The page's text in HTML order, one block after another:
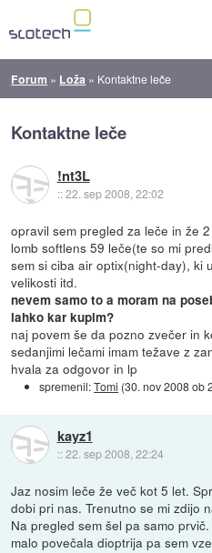
Forum » Loža » Kontaktne leče
Kontaktne leče
!nt3L
::22. sep 2008, 22:02
opravil sem pregled za leče in že
lomb softlens 59 leče(te so mi
sem si ciba air optix(night-day), ki
velikosti itd.
nevem samo to a moram na
lahko kar kupim?
naj povem še da pozno zvečer in
sedanjimi lečami imam težave z
hvala za odgovor in lp
spremenil:Tomi (30. nov 2008 ob
kayz1
::22. sep 2008, 22:24
Jaz nosim leče že več kot 5 let.
dobi pri nas. Trenutno se mi zdijo
Na pregled sem šel pa samo
malo povečala dioptrija pa sem